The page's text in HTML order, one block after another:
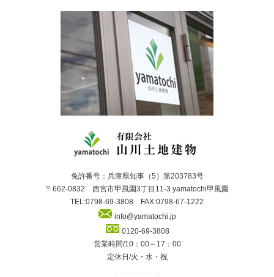
免許番号：兵庫県知事（5）第203783号
〒662-0832 西宮市甲風園3丁目11-3 yamatochi甲風園
TEL:0798-69-3808 FAX:0798-67-1222
info@yamatochi.jp
0120-69-3808
営業時間/10：00～17：00
定休日/火・水・祝